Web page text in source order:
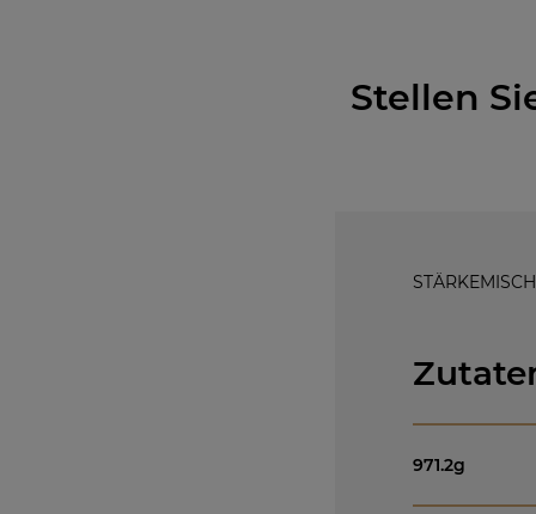
Stellen
971.2g